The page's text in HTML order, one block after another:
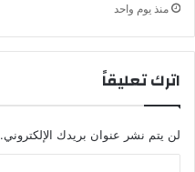
منذ يوم واحد
اترك تعليقاً
لن يتم نشر عنوان بريدك الإلكتروني.